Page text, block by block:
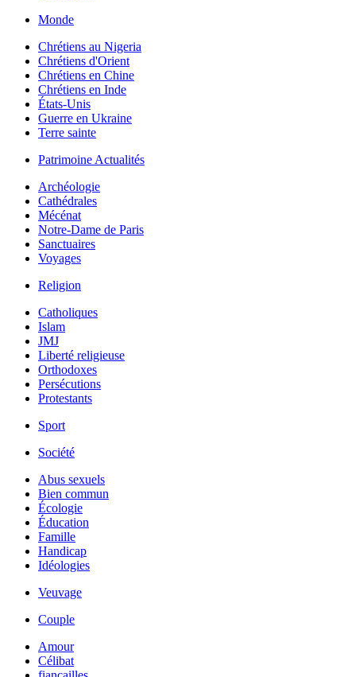
Monde
Chrétiens au Nigeria
Chrétiens d'Orient
Chrétiens en Chine
Chrétiens en Inde
États-Unis
Guerre en Ukraine
Terre sainte
Patrimoine Actualités
Archéologie
Cathédrales
Mécénat
Notre-Dame de Paris
Sanctuaires
Voyages
Religion
Catholiques
Islam
JMJ
Liberté religieuse
Orthodoxes
Persécutions
Protestants
Sport
Société
Abus sexuels
Bien commun
Écologie
Éducation
Famille
Handicap
Idéologies
Veuvage
Couple
Amour
Célibat